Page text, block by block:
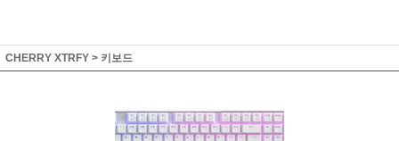
CHERRY XTRFY > 키보드